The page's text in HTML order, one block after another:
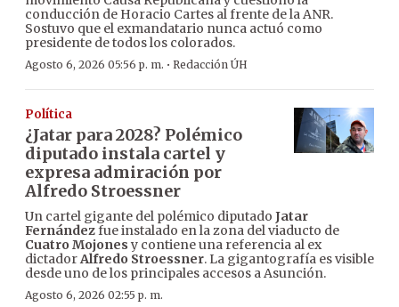
conducción de Horacio Cartes al frente de la ANR.
Sostuvo que el exmandatario nunca actuó como
presidente de todos los colorados.
Agosto 6, 2026 05:56 p. m. · Redacción ÚH
Política
¿Jatar para 2028? Polémico
diputado instala cartel y
expresa admiración por
Alfredo Stroessner
Un cartel gigante del polémico diputado Jatar
Fernándezfue instalado en la zona del viaducto de
Cuatro Mojones y contiene una referencia al ex
dictadorAlfredo Stroessner. La gigantografía es visible
desde uno de los principales accesos a Asunción.
Agosto 6, 2026 02:55 p. m.